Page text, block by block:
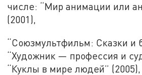
числе: “Мир анимации или
(2001),
“Союзмультфильм: Сказки и
“Художник — профессия и
“Куклы в мире людей”